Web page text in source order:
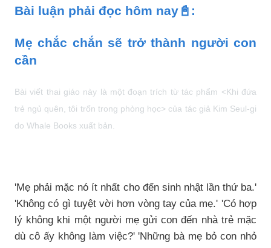
Bài luận phải đọc hôm nay📓:
Mẹ chắc chắn sẽ trở thành người con
cần
Bài viết thai giáo này là một đoạn trích từ tác phẩm <Khi đứa
trẻ ngủ quên, tôi trốn trong phòng học> của tác giả Kim Seul-gi
do Whale Books xuất bản.
'Mẹ phải mặc nó ít nhất cho đến sinh nhật lần thứ ba.'
'Không có gì tuyệt vời hơn vòng tay của mẹ.' 'Có hợp
lý không khi một người mẹ gửi con đến nhà trẻ mặc
dù cô ấy không làm việc?' 'Những bà mẹ bỏ con nhỏ